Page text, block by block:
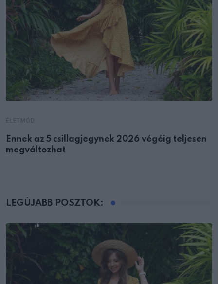
Ennek az 5 csillagjegynek 2026 végéig teljesen
megváltozhat
LEGÚJABB POSZTOK: